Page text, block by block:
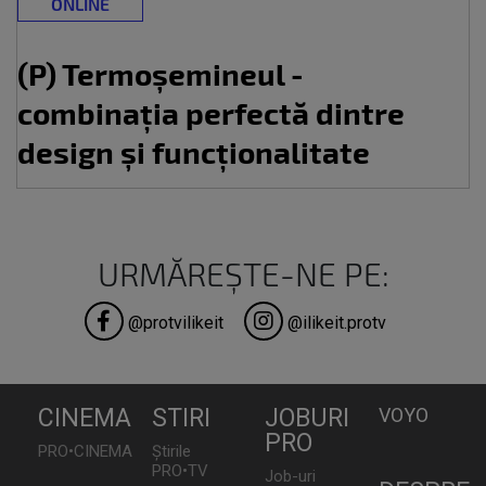
ONLINE
(P) Termoșemineul -
combinația perfectă dintre
design și funcționalitate
URMĂREȘTE-NE PE:
@protvilikeit @ilikeit.protv
CINEMA
PRO•CINEMA
STIRI
Știrile
PRO•TV
JOBURI
PRO
Job-uri
VOYO